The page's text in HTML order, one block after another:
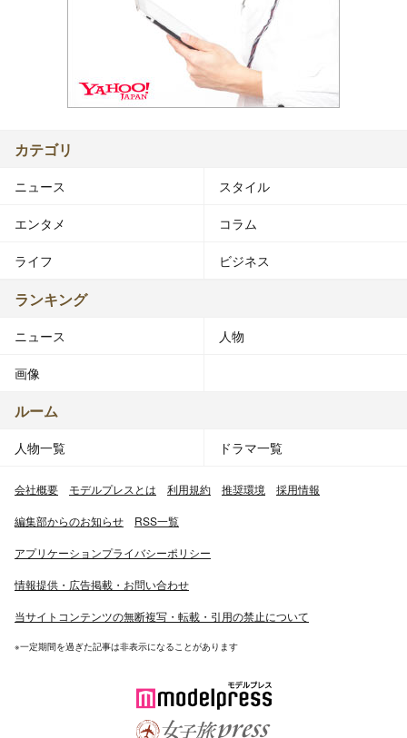
カテゴリ
ニュース スタイル
エンタメ コラム
ライフ ビジネス
ランキング
ニュース 人物
画像
ルーム
人物一覧 ドラマ一覧
会社概要 モデルプレスとは 利用規約 推奨環境 採用情報
編集部からのお知らせ RSS一覧
アプリケーションプライバシーポリシー
情報提供・広告掲載・お問い合わせ
当サイトコンテンツの無断複写・転載・引用の禁止について
※一定期間を過ぎた記事は非表示になることがあります